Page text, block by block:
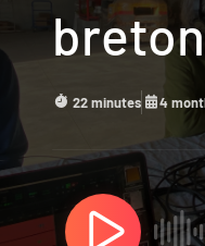
22 minutes 4